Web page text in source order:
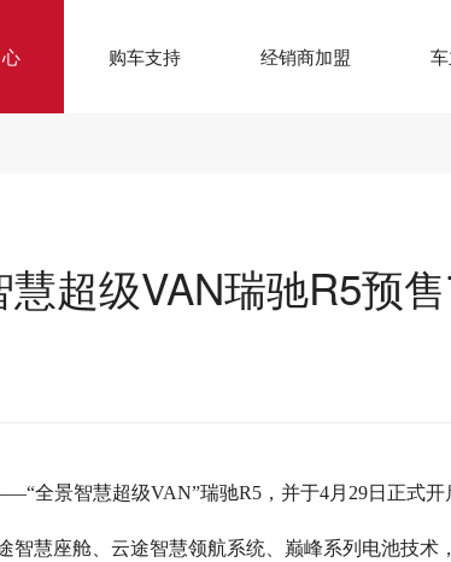
购车支持 经销商加盟
超级VAN瑞驰R5预
全景智慧超级VAN”瑞驰R5，并于4月29日正式开
慧座舱、云途智慧领航系统、巅峰系列电池技术